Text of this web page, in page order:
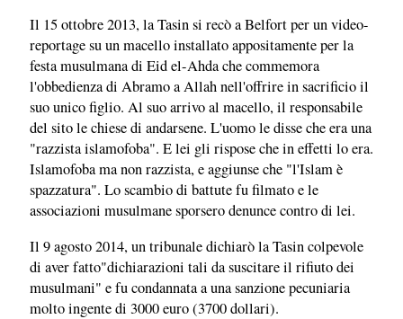
Il 15 ottobre 2013, la Tasin si recò a Belfort per un video-
reportage su un macello installato appositamente per la
festa musulmana di Eid el-Ahda che commemora
l'obbedienza di Abramo a Allah nell'offrire in sacrificio il
suo unico figlio. Al suo arrivo al macello, il responsabile
del sito le chiese di andarsene. L'uomo le disse che era una
"razzista islamofoba". E lei gli rispose che in effetti lo era.
Islamofoba ma non razzista, e aggiunse che "l'Islam è
spazzatura". Lo scambio di battute fu filmato e le
associazioni musulmane sporsero denunce contro di lei.
Il 9 agosto 2014, un tribunale dichiarò la Tasin colpevole
di aver fatto"dichiarazioni tali da suscitare il rifiuto dei
musulmani" e fu condannata a una sanzione pecuniaria
molto ingente di 3000 euro (3700 dollari).